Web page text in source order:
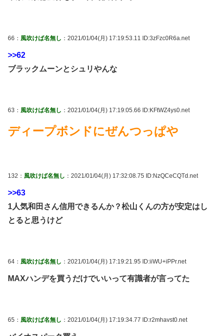
66： 風吹けば名無し ：2021/01/04(月) 17:19:53.11 ID:3zFzc0R6a.net
>>62
ブラックムーンとシュリやんな
63： 風吹けば名無し ：2021/01/04(月) 17:19:05.66 ID:KFtWZ4ys0.net
ディープボンドにぜんつっぱや
132： 風吹けば名無し ：2021/01/04(月) 17:32:08.75 ID:NzQCeCQTd.net
>>63
1人気和田さん信用できるんか？松山くんの方が安定はし
とると思うけど
64： 風吹けば名無し ：2021/01/04(月) 17:19:21.95 ID:iiWU+iPPr.net
MAXハンデを買うだけでいいって有識者が言ってた
65： 風吹けば名無し ：2021/01/04(月) 17:19:34.77 ID:r2mhavst0.net